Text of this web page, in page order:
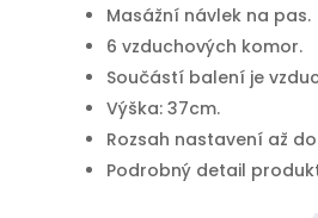
Masážní návlek na pas.
6 vzduchových komor.
Součástí balení je
Výška: 37cm.
Rozsah nastavení až do
Podrobný detail